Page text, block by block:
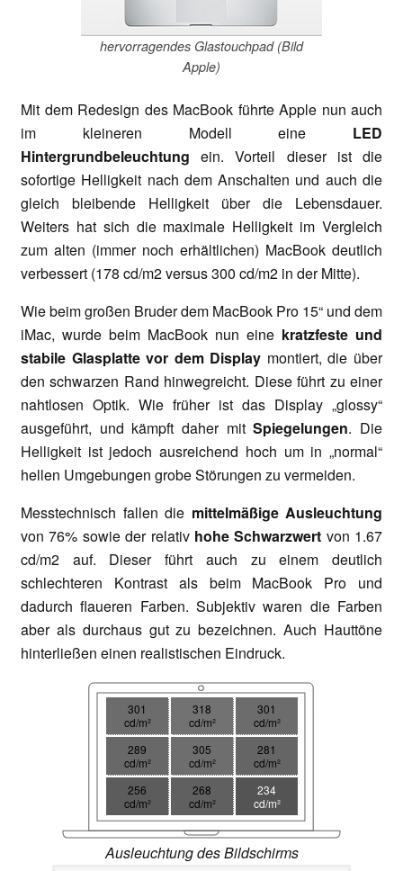
hervorragendes Glastouchpad (Bild
Apple)
Mit dem Redesign des MacBook führte Apple nun auch
im kleineren Modell eine LED
Hintergrundbeleuchtung ein. Vorteil dieser ist die
sofortige Helligkeit nach dem Anschalten und auch die
gleich bleibende Helligkeit über die Lebensdauer.
Weiters hat sich die maximale Helligkeit im Vergleich
zum alten (immer noch erhältlichen) MacBook deutlich
verbessert (178 cd/m2 versus 300 cd/m2 in der Mitte).
Wie beim großen Bruder dem MacBook Pro 15“ und dem
iMac, wurde beim MacBook nun eine kratzfeste und
stabile Glasplatte vor dem Display montiert, die über
den schwarzen Rand hinwegreicht. Diese führt zu einer
nahtlosen Optik. Wie früher ist das Display „glossy“
ausgeführt, und kämpft daher mitSpiegelungen. Die
Helligkeit ist jedoch ausreichend hoch um in „normal“
hellen Umgebungen grobe Störungen zu vermeiden.
Messtechnisch fallen die mittelmäßige Ausleuchtung
von 76% sowie der relativ hohe Schwarzwert von 1.67
cd/m2 auf. Dieser führt auch zu einem deutlich
schlechteren Kontrast als beim MacBook Pro und
dadurch flaueren Farben. Subjektiv waren die Farben
aber als durchaus gut zu bezeichnen. Auch Hauttöne
hinterließen einen realistischen Eindruck.
301
cd/m²
318
cd/m²
301
cd/m²
289
cd/m²
305
cd/m²
281
cd/m²
256
cd/m²
268
cd/m²
234
cd/m²
Ausleuchtung des Bildschirms